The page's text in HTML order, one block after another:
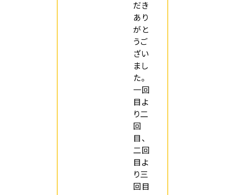
だき
あり
がと
うご
ざい
まし
た。
一回
目よ
り二
回
目、
二回
目よ
り三
回目